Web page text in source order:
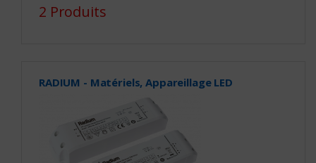
2 Produits
RADIUM - Matériels, Appareillage LED